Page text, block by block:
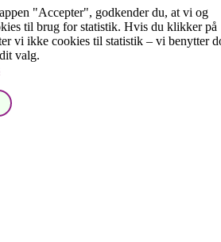
"Accepter", godkender du, at vi og
til brug for statistik. Hvis du klikker på
vi ikke cookies til statistik – vi benytter
valg.